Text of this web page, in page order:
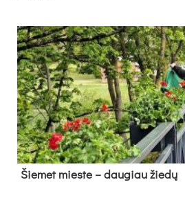
Šie­met mies­te – dau­giau žie­dų